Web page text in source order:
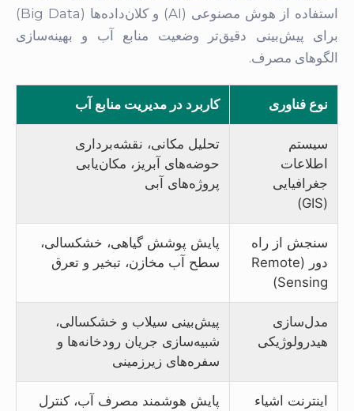
استفاده از هوش مصنوعی (AI) و کلان‌داده‌ها (Big Data)
برای پیش‌بینی دقیق‌تر وضعیت منابع آب و بهینه‌سازی
الگوهای مصرف.
نوع فناوری کاربرد در مدیریت منابع آب
سیستم
اطلاعات
جغرافیایی
(GIS)
تحلیل مکانی، نقشه‌برداری
حوضه‌های آبریز، مکان‌یابی
پروژه‌های آبی
سنجش از راه
دور (Remote
Sensing)
پایش پوشش گیاهی، خشکسالی،
سطح آب مخازن، تبخیر و تعرق
مدل‌سازی
هیدرولوژیکی
پیش‌بینی سیلاب و خشکسالی،
شبیه‌سازی جریان رودخانه‌ها و
سفره‌های زیرزمینی
اینترنت اشیاء
پایش هوشمند مصرف آب، کنترل